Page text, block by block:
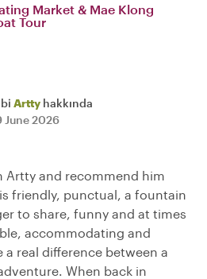
Market & Mae Klong
Tour
Artty hakkında
June 2026
Artty and recommend him
friendly, punctual, a fountain
to share, funny and at times
accommodating and
a real difference between a
When back in